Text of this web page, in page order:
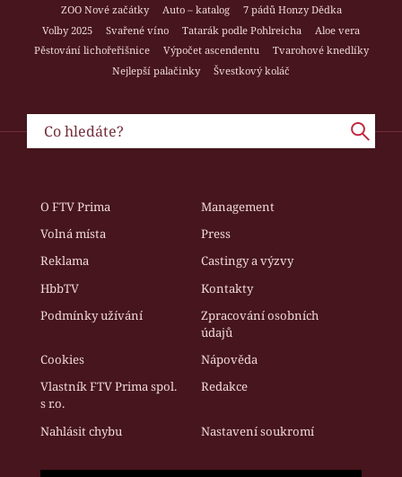
ZOO Nové začátky
Auto – katalog
7 pádů Honzy Dědka
Volby 2025
Svařené víno Tatarák podle Pohlreicha
Aloe vera
Pěstování lichořeřišnice
Výpočet ascendentu
Tvarohové knedlíky
Nejlepší palačinky
Švestkový koláč
O FTV Prima
Management
Volná místa
Press
Reklama
Castingy a výzvy
HbbTV
Kontakty
Podmínky užívání
Zpracování osobních
údajů
Cookies
Nápověda
Vlastník FTV Prima spol.
s r.o.
Redakce
Nahlásit chybu Nastavení soukromí